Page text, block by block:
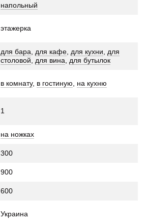
напольный
этажерка
для бара для кафе для кухни
для
столовой
для вина для бутылок
в комнату, в гостиную на кухню
1
на ножках
300
900
600
Украина